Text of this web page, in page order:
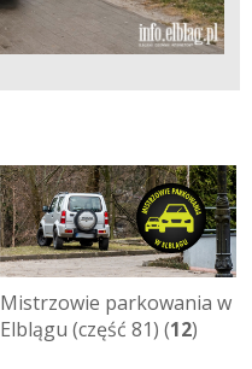
Mistrzowie parkowania w
Elblągu (część 81) (12)